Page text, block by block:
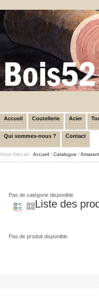
Accueil Coutellerie Acier
Qui sommes-nous ? Contact
Vous êtes ici : Accueil / Catalogue /
Pas de catégorie disponible
Liste des
Pas de produit disponible